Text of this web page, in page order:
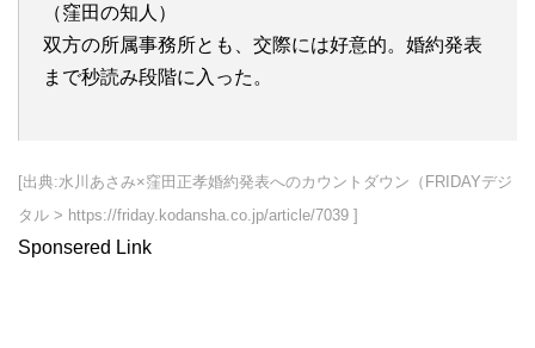
（窪田の知人）
双方の所属事務所とも、交際には好意的。婚約発表
まで秒読み段階に入った。
[出典:水川あさみ×窪田正孝婚約発表へのカウントダウン（FRIDAYデジ
タル > https://friday.kodansha.co.jp/article/7039 ]
Sponsered Link